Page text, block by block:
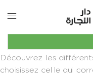
Découvrez les
choisissez celle qui